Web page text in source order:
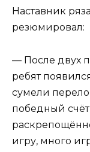
Наставник
резюмировал:
— После двух
ребят
сумели
победный
игру, много